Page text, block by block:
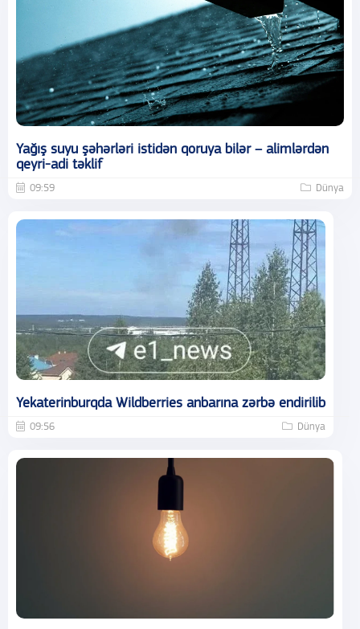
Yağış suyu şəhərləri istidən qoruya bilər – alimlərdən
qeyri-adi təklif
09:59 Dünya
Yekaterinburqda Wildberries anbarına zərbə endirilib
09:56 Dünya